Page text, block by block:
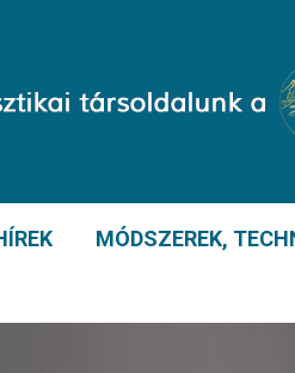
MÓDSZEREK,